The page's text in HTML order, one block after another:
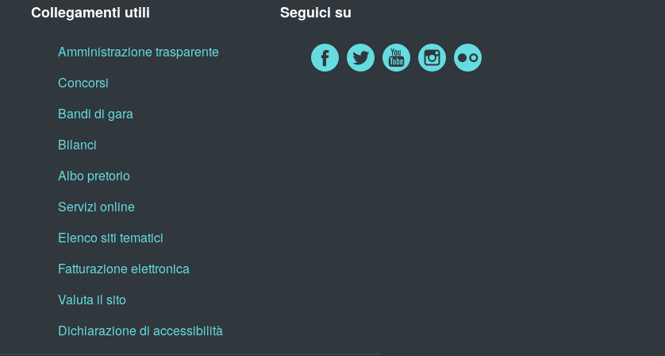
Collegamenti utili
Amministrazione trasparente
Concorsi
Bandi di gara
Bilanci
Albo pretorio
Servizi online
Elenco siti tematici
Fatturazione elettronica
Valuta il sito
Dichiarazione di accessibilità
Seguici su